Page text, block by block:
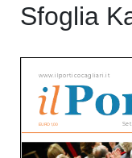
Sfoglia